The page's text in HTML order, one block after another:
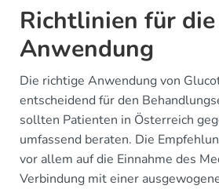
Richtlinien für
Anwendung
Die richtige Anwendung von
entscheidend für den
sollten Patienten in Österreich
umfassend beraten. Die
vor allem auf die Einnahme des
Verbindung mit einer